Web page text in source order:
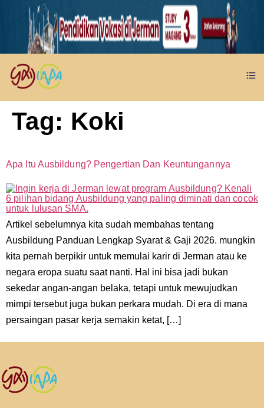
Tag: Koki
Apa Itu Ausbildung? Pengertian Dan Keuntungannya
Artikel sebelumnya kita sudah membahas tentang
Ausbildung Panduan Lengkap Syarat & Gaji 2026. mungkin
kita pernah berpikir untuk memulai karir di Jerman atau ke
negara eropa suatu saat nanti. Hal ini bisa jadi bukan
sekedar angan-angan belaka, tetapi untuk mewujudkan
mimpi tersebut juga bukan perkara mudah. Di era di mana
persaingan pasar kerja semakin ketat, […]